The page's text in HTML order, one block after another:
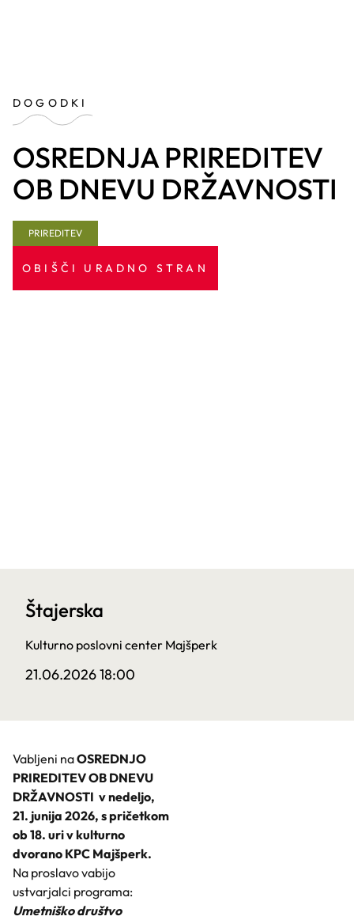
DOGODKI
OSREDNJA PRIREDITEV
OB DNEVU DRŽAVNOSTI
PRIREDITEV
OBIŠČI URADNO STRAN
Štajerska
Kulturno poslovni center Majšperk
21.06.2026 18:00
Vabljeni naOSREDNJO
PRIREDITEV OB DNEVU
DRŽAVNOSTI v nedeljo,
21. junija 2026, s pričetkom
ob 18. uri v kulturno
dvorano KPC Majšperk.
Na proslavo vabijo
ustvarjalci programa:
Umetniško društvo